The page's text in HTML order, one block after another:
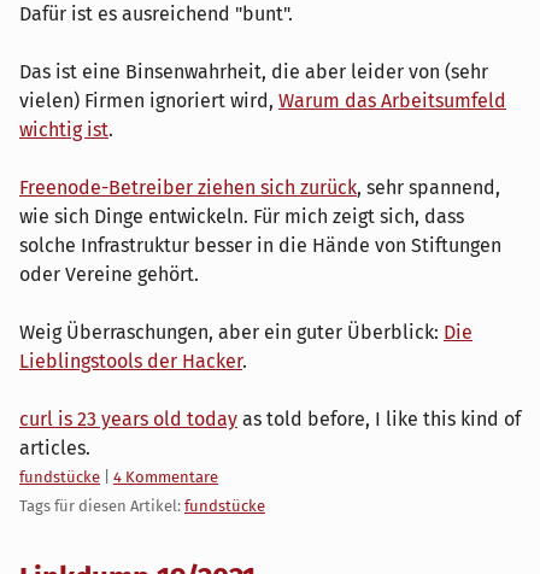
Dafür ist es ausreichend "bunt".
Das ist eine Binsenwahrheit, die aber leider von (sehr
vielen) Firmen ignoriert wird, Warum das Arbeitsumfeld
wichtig ist.
Freenode-Betreiber ziehen sich zurück, sehr spannend,
wie sich Dinge entwickeln. Für mich zeigt sich, dass
solche Infrastruktur besser in die Hände von Stiftungen
oder Vereine gehört.
Weig Überraschungen, aber ein guter Überblick: Die
Lieblingstools der Hacker.
curl is 23 years old today as told before, I like this kind of
articles.
Kategorien:
fundstücke
4 Kommentare
Tags für diesen Artikel: fundstücke